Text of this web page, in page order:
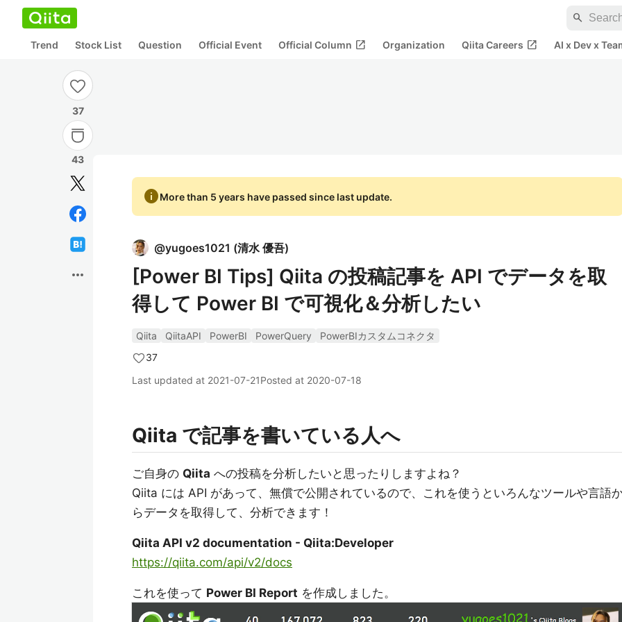
search
Trend Stock List Question Official Event Official Column open_in_new Organization Qiita Careers open_in_new AI x Dev x
37
43
more_horiz
infoMore than 5 years have passed since last update.
@yugoes1021 (清水 優吾)
[Power BI Tips] Qiita の投稿記事を API でデータを取
得して Power BI で可視化＆分析したい
Qiita QiitaAPI PowerBI PowerQuery
PowerBIカスタムコネクタ
37
Last updated at 2021-07-21Posted at 2020-07-18
Qiita で記事を書いている人へ
ご自身の Qiita への投稿を分析したいと思ったりしますよね？
Qiita には API があって、無償で公開されているので、これを使うといろんなツールや言語
らデータを取得して、分析できます！
Qiita API v2 documentation - Qiita:Developer
https://qiita.com/api/v2/docs
これを使って Power BI Report を作成しました。